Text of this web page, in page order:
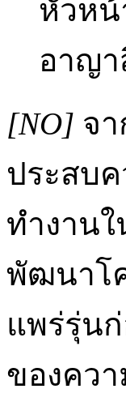
หัวหน้
อาญ
[NO] จ
ประสบ
ทำงาน
พัฒนาโ
แพร่รุ่น
ของคว